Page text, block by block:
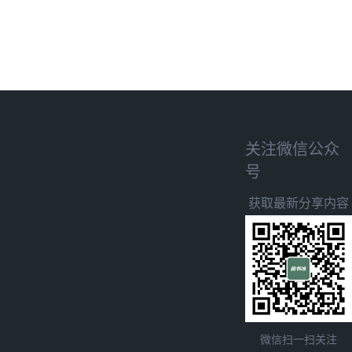
关注微信公众
号
获取最新分享内容
微信扫一扫关注